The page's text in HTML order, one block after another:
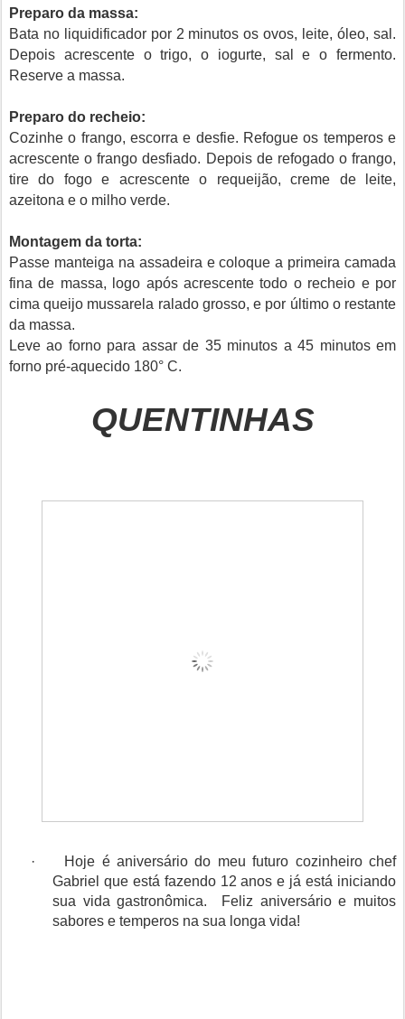
Preparo da massa:
Bata no liquidificador por 2 minutos os ovos, leite, óleo, sal.
Depois acrescente o trigo, o iogurte, sal e o fermento.
Reserve a massa.
Preparo do recheio:
Cozinhe o frango, escorra e desfie. Refogue os temperos e
acrescente o frango desfiado. Depois de refogado o frango,
tire do fogo e acrescente o requeijão, creme de leite,
azeitona e o milho verde.
Montagem da torta:
Passe manteiga na assadeira e coloque a primeira camada
fina de massa, logo após acrescente todo o recheio e por
cima queijo mussarela ralado grosso, e por último o restante
da massa.
Leve ao forno para assar de 35 minutos a 45 minutos em
forno pré-aquecido 180° C.
QUENTINHAS
·
Hoje é aniversário do meu futuro cozinheiro chef
Gabriel que está fazendo 12 anos e já está iniciando
sua vida gastronômica. Feliz aniversário e muitos
sabores e temperos na sua longa vida!